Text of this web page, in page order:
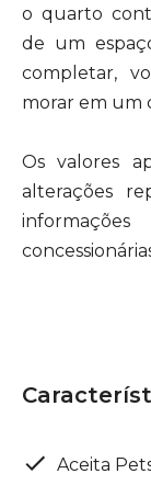
o quarto
de um
completar,
morar em um
Os valores
alterações
Aceita